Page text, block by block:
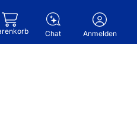
Chat Anmelden